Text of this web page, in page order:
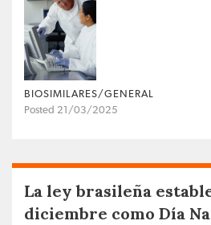
BIOSIMILARES/GENERAL
Posted 21/03/2025
La ley brasileña
diciembre como Día